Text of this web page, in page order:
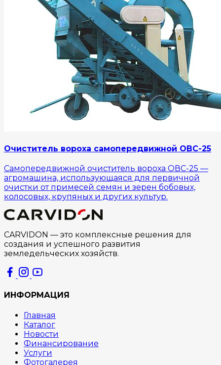
Очиститель вороха самопередвижной ОВС-25
Самопередвижной очиститель вороха ОВС-25 —
агромашина, использующаяся для первичной
очистки от примесей семян и зерен бобовых,
колосовых, крупяных и других культур.
CARVIDON — это комплексные решения для
создания и успешного развития
земледельческих хозяйств.
ИНФОРМАЦИЯ
Главная
Каталог
Новости
Финансирование
Услуги
Фотогалерея